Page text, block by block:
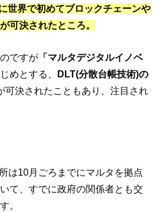
世界で初めてブロックチェーンや
可決されたところ。
ですが 「マルタデジタルイノベ
めとする、
DLT(分散台帳技術)の
可決されたこともあり、注目され
は10月ごろまでにマルタを拠点
て、すでに政府の関係者とも交
。